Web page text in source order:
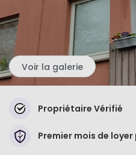
Voir la galerie
Propriétaire Vérifié
Premier mois de